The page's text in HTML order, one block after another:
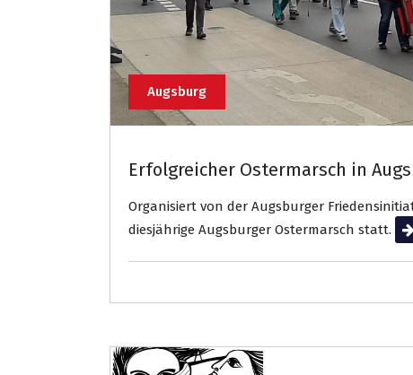
Augsburg
Erfolgreicher Ostermarsch in
Organisiert von der Augsburger
diesjährige Augsburger Ostermarsch statt.